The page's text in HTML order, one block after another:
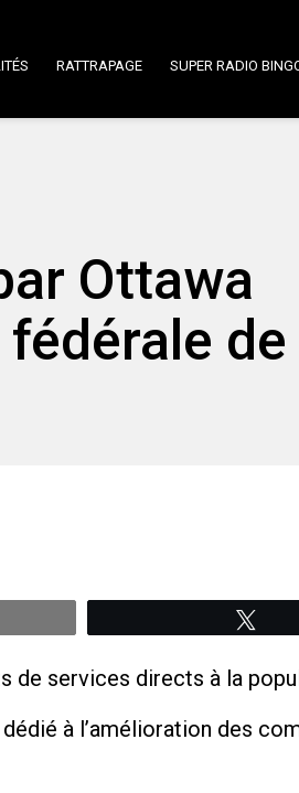
RATTRAPAGE SUPER RADIO
Ottawa
de
services directs à la
à l’amélioration des